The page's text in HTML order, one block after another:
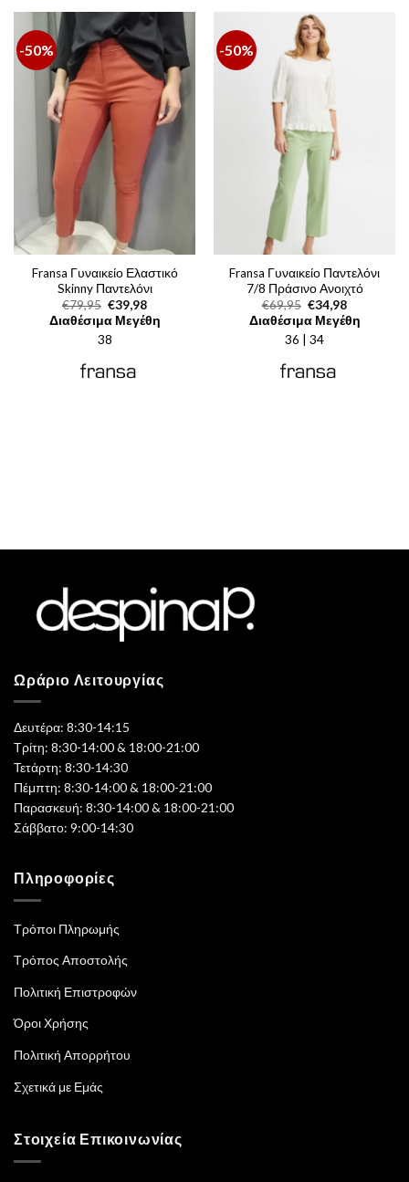
-50%
Fransa Γυναικείο Ελαστικό
Skinny Παντελόνι
€79,95 Original
price
was:
€79,95.
€39,98Η
τρέχουσα
τιμή
Διαθέσιμα Μεγέθη
38
-50%
Fransa Γυναικείο Παντελόνι
7/8 Πράσινο Ανοιχτό
€69,95 Original
price
was:
€69,95.
€34,98Η
τρέχουσα
τιμή
Διαθέσιμα Μεγέθη
36 | 34
Ωράριο Λειτουργίας
Δευτέρα: 8:30-14:15
Τρίτη: 8:30-14:00 & 18:00-21:00
Τετάρτη: 8:30-14:30
Πέμπτη: 8:30-14:00 & 18:00-21:00
Παρασκευή: 8:30-14:00 & 18:00-21:00
Σάββατο: 9:00-14:30
Πληροφορίες
Τρόποι Πληρωμής
Τρόπος Αποστολής
Πολιτική Επιστροφών
Όροι Χρήσης
Πολιτική Απορρήτου
Σχετικά με Εμάς
Στοιχεία Επικοινωνίας